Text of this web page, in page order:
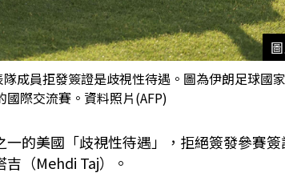
成員拒發簽證是歧視性待遇。圖為伊朗足球國
國際交流賽。資料照片(AFP)
的美國「歧視性待遇」，拒絕簽發參賽
（Mehdi Taj）。